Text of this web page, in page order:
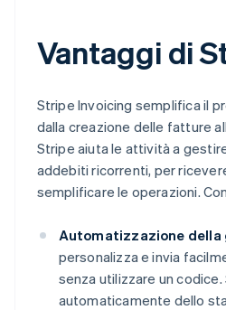
Vantaggi di
Stripe Invoicing semplifica il
dalla creazione delle fatture
Stripe aiuta le attività a
addebiti ricorrenti, per
semplificare le operazioni.
Automatizzazione
personalizza e invia
senza utilizzare un
automaticamente dello